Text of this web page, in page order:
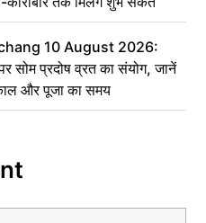
10 August 2026:
सोम प्रदोष व्रत का संयोग, जानें
और पूजा का समय